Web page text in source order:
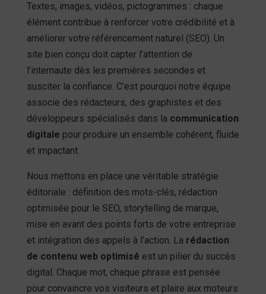
Textes, images, vidéos, pictogrammes : chaque
élément contribue à renforcer votre crédibilité et à
améliorer votre référencement naturel (SEO). Un
site bien conçu doit capter l’attention de
l’internaute dès les premières secondes et
susciter la confiance. C’est pourquoi notre équipe
associe des rédacteurs, des graphistes et des
développeurs spécialisés dans la communication
digitale pour produire un ensemble cohérent, fluide
et impactant.
Nous mettons en place une véritable stratégie
éditoriale : définition des mots-clés, rédaction
optimisée pour le SEO, storytelling de marque,
mise en avant des points forts de votre entreprise
et intégration des appels à l’action. La rédaction
de contenu web optimisé est un pilier du succès
digital. Chaque mot, chaque phrase est pensée
pour convaincre vos visiteurs et plaire aux moteurs